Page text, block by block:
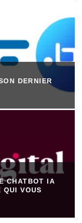
DERNIER
CHATBOT IA
QUI VOUS